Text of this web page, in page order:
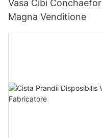
Vasa Cibi
Magna Venditione